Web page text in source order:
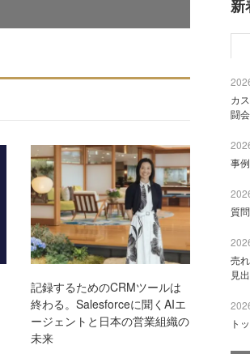
記録するためのCRMツールは
終わる。Salesforceに聞くAIエ
ージェントと日本の営業組織の
未来
新
カ
闘
事
質
売
見
ト